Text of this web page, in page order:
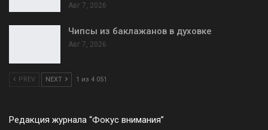
Авг 7, 2026
Чипсы из баклажанов в духовке
Авг 7, 2026
PREV NEXT 1 из 4 051
Редакция журнала “Фокус внимания”